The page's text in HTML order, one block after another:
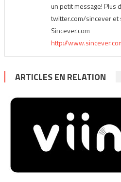
un petit message! Plus
twitter.com/sincever et
Sincever.com
http://
ARTICLES EN RELATION